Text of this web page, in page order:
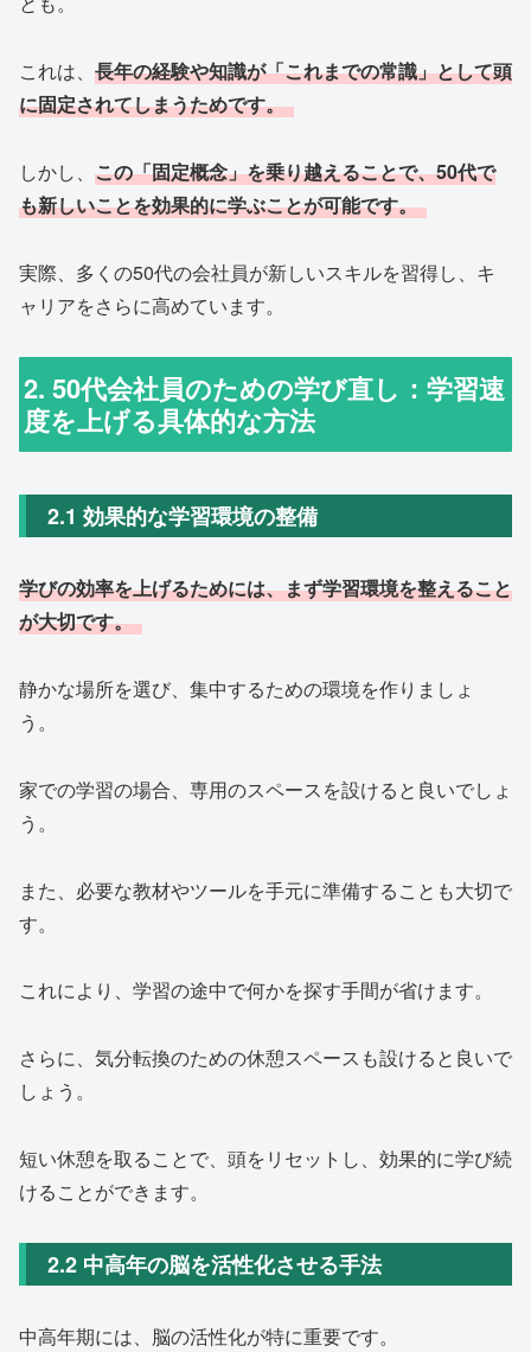
これは、 長年の経験や知識が「これまでの常識」として頭
に固定されてしまうためです。
しかし、 この「固定概念」を乗り越えることで、50代で
も新しいことを効果的に学ぶことが可能です。
実際、多くの50代の会社員が新しいスキルを習得し、キ
ャリアをさらに高めています。
2. 50代会社員のための学び直し：学習速
度を上げる具体的な方法
2.1 効果的な学習環境の整備
学びの効率を上げるためには、まず学習環境を整えること
が大切です。
静かな場所を選び、集中するための環境を作りましょ
う。
家での学習の場合、専用のスペースを設けると良いでしょ
う。
また、必要な教材やツールを手元に準備することも大切で
す。
これにより、学習の途中で何かを探す手間が省けます。
さらに、気分転換のための休憩スペースも設けると良いで
しょう。
短い休憩を取ることで、頭をリセットし、効果的に学び続
けることができます。
2.2 中高年の脳を活性化させる手法
中高年期には、脳の活性化が特に重要です。